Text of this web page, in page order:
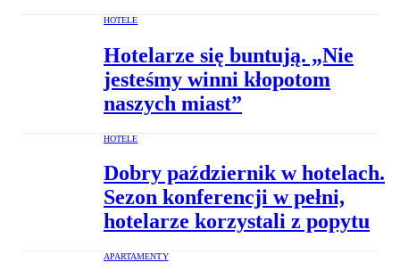
HOTELE
Hotelarze się buntują. „Nie
jesteśmy winni kłopotom
naszych miast”
HOTELE
Dobry październik w hotelach.
Sezon konferencji w pełni,
hotelarze korzystali z popytu
APARTAMENTY